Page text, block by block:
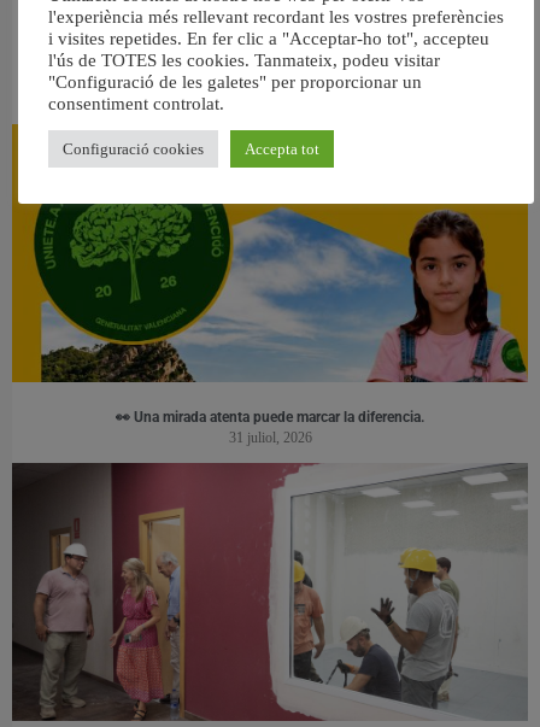
RELACIONAT
👀 Una mirada atenta puede marcar la diferencia.
31 juliol, 2026
l'experiència més rellevant recordant les vostres preferències
i visites repetides. En fer clic a "Acceptar-ho tot", accepteu
l'ús de TOTES les cookies. Tanmateix, podeu visitar
"Configuració de les galetes" per proporcionar un
consentiment controlat.
Configuració cookies Accepta tot